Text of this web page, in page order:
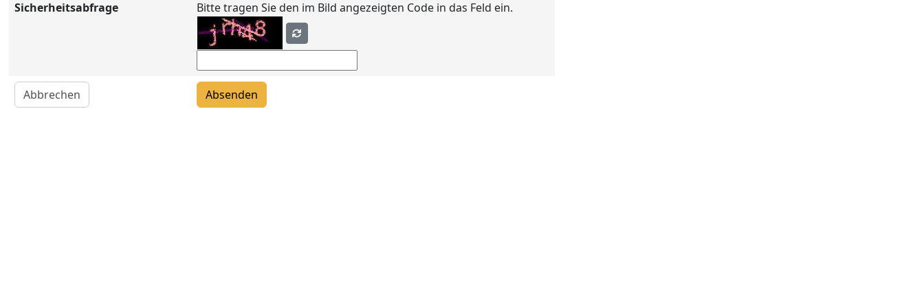
Sicherheitsabfrage Bitte tragen Sie den im Bild angezeigten Code in das Feld ein.
Abbrechen Absenden